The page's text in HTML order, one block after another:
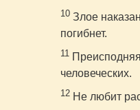
10 Злое
погибнет.
11
человеческих.
12 Не любит